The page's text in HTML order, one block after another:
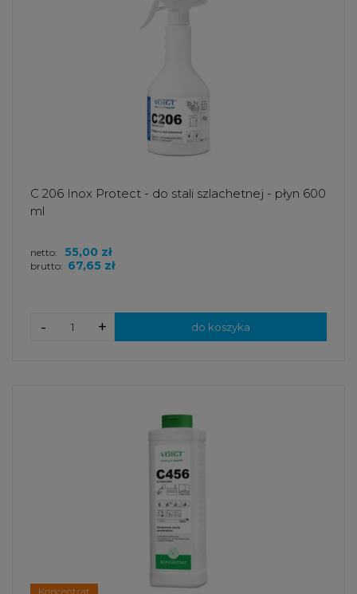
C 206 Inox Protect - do stali szlachetnej - płyn 600
ml
brutto: 67,65 zł
netto: 55,00 zł
+
- do koszyka
Koncentrat